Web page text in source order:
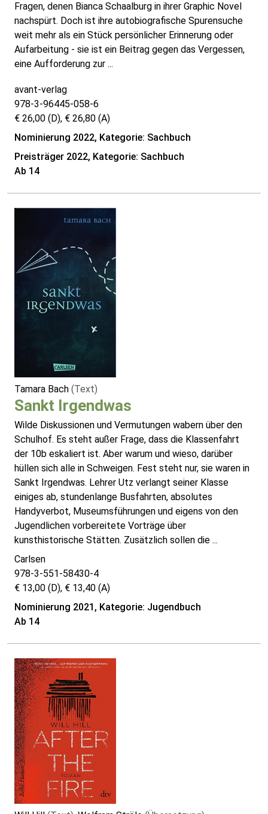
Fragen, denen Bianca Schaalburg in ihrer Graphic Novel
nachspürt. Doch ist ihre autobiografische Spurensuche
weit mehr als ein Stück persönlicher Erinnerung oder
Aufarbeitung - sie ist ein Beitrag gegen das Vergessen,
eine Aufforderung zur ...
avant-verlag
978-3-96445-058-6
€ 26,00 (D), € 26,80 (A)
Nominierung 2022, Kategorie: Sachbuch
Preisträger 2022, Kategorie: Sachbuch
Ab 14
Tamara Bach (Text)
Sankt Irgendwas
Wilde Diskussionen und Vermutungen wabern über den
Schulhof. Es steht außer Frage, dass die Klassenfahrt
der 10b eskaliert ist. Aber warum und wieso, darüber
hüllen sich alle in Schweigen. Fest steht nur, sie waren in
Sankt Irgendwas. Lehrer Utz verlangt seiner Klasse
einiges ab, stundenlange Busfahrten, absolutes
Handyverbot, Museumsführungen und eigens von den
Jugendlichen vorbereitete Vorträge über
kunsthistorische Stätten. Zusätzlich sollen die ...
Carlsen
978-3-551-58430-4
€ 13,00 (D), € 13,40 (A)
Nominierung 2021, Kategorie: Jugendbuch
Ab 14